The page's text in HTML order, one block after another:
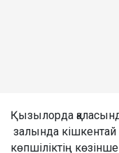
Қызылорда
залында
көпшіліктің көзінше